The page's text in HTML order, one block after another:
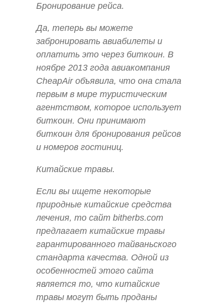
Бронирование рейса.
Да, теперь вы можете
забронировать авиабилеты и
оплатить это через биткоин. В
ноябре 2013 года авиакомпания
CheapAir объявила, что она стала
первым в мире туристическим
агентством, которое использует
биткоин. Они принимают
биткоин для бронирования рейсов
и номеров гостиниц.
Китайские травы.
Если вы ищете некоторые
природные китайские средства
лечения, то сайт bitherbs.com
предлагает китайские травы
гарантированного тайваньского
стандарта качества. Одной из
особенностей этого сайта
является то, что китайские
травы могут быть проданы